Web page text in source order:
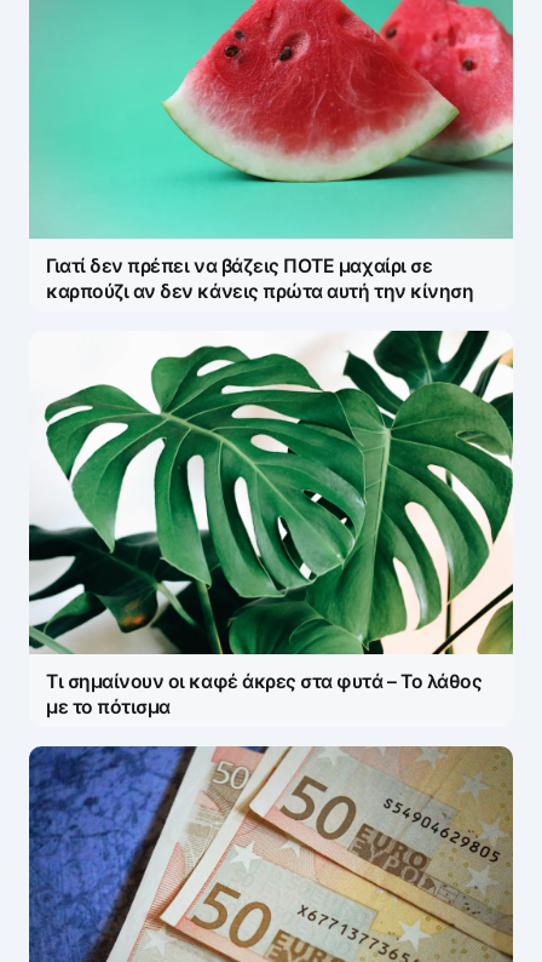
Γιατί δεν πρέπει να βάζεις ΠΟΤΕ μαχαίρι σε
καρπούζι αν δεν κάνεις πρώτα αυτή την κίνηση
Τι σημαίνουν οι καφέ άκρες στα φυτά – Το λάθος
με το πότισμα